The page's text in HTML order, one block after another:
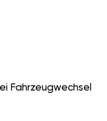
Fahrzeugwechsel